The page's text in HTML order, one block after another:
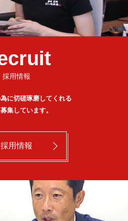
採用情報
に切磋琢磨してくれる
集しています。
採用情報